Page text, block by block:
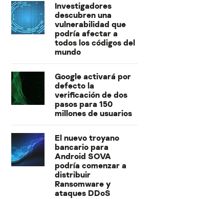
Investigadores
descubren una
vulnerabilidad que
podría afectar a
todos los códigos del
mundo
Google activará por
defecto la
verificación de dos
pasos para 150
millones de usuarios
El nuevo troyano
bancario para
Android SOVA
podría comenzar a
distribuir
Ransomware y
ataques DDoS